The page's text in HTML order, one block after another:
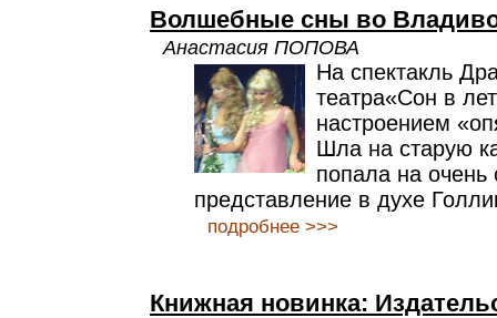
Волшебные сны во
Анастасия ПОПОВА
На спектакль
театра«Сон в
настроением
Шла на старую
попала на очень
представление в духе
подробнее >>>
Книжная новинка: